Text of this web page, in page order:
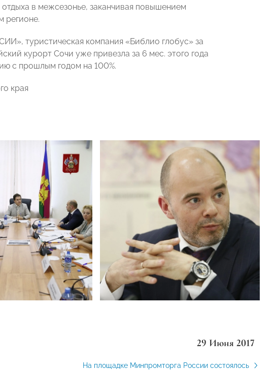
в межсезонье, заканчивая повышением
регионе.
туристическая компания «Библио глобус» за
курорт Сочи уже привезла за 6 мес. этого года
с прошлым годом на 100%.
края
29 Июня 2017
На площадке Минпромторга России состоялось